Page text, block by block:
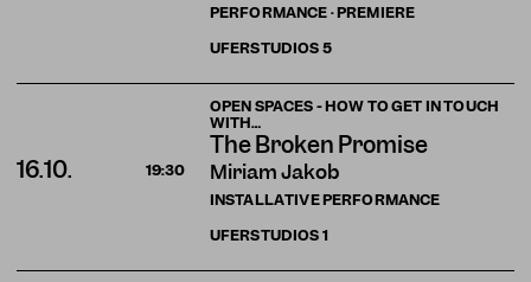
PERFORMANCE · PREMIERE
UFERSTUDIOS5
OPEN SPACES - HOW TO GET IN TOUCH
WITH…
The Broken Promise
Miriam Jakob
INSTALLATIVE PERFORMANCE
16.10. 19:30
UFERSTUDIOS1